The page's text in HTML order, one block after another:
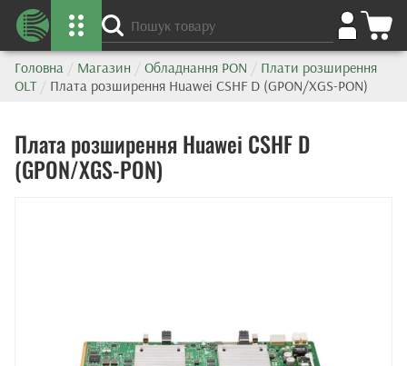
Головна / Магазин / Обладнання PON / Плати розширення
OLT / Плата розширення Huawei CSHF D (GPON/XGS-PON)
Плата розширення Huawei CSHF D
(GPON/XGS-PON)